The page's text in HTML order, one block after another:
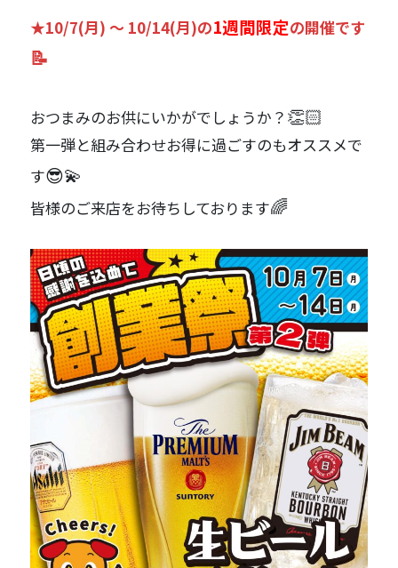
★10/7(月) ～ 10/14(月)の1週間限定の開催です
📝
おつまみのお供にいかがでしょうか？ 👏🏻
第一弾と組み合わせお得に過ごすのもオススメで
す😎💫
皆様のご来店をお待ちしております🌈